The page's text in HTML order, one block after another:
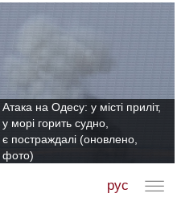
Атака на Одесу: у місті приліт,
у морі горить судно,
є постраждалі (оновлено,
фото)
рус